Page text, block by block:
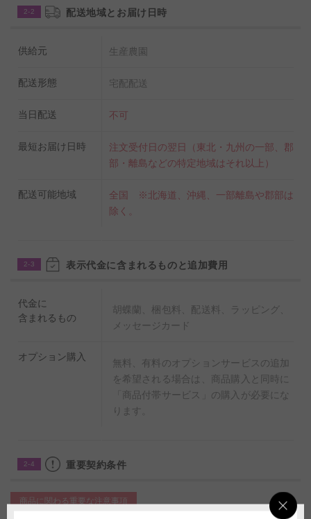
2-2 配送地域とお届け日時
供給元 生産農園
配送形態 宅配配送
当日配送 不可
最短お届け日時
注文受付日の翌日（東北・九州の一部、郡
部・離島などの特定地域はそれ以上）
配送可能地域
全国 ※北海道、沖縄、一部離島や郡部は
除く。
2-3 表示代金に含まれるものと追加費用
代金に
含まれるもの
胡蝶蘭、梱包料、配送料、ラッピング、
メッセージカード
オプション購入
無料、有料のオプションサービスの追加
を希望される場合は、商品購入と同時に
「商品付帯サービス」の購入が必要にな
ります。
2-4 重要契約条件
商品に関わる重要な注意事項